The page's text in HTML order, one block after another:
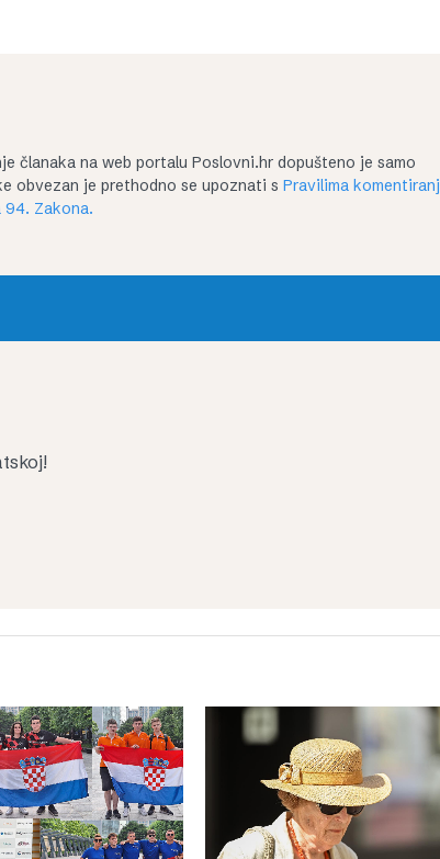
članaka na web portalu Poslovni.hr dopušteno je samo
obvezan je prethodno se upoznati s Pravilima
94. Zakona.